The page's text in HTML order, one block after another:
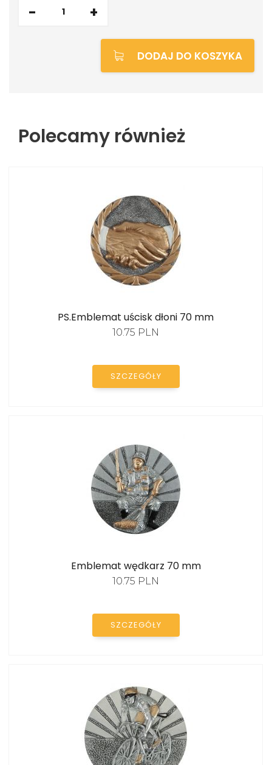
- +
DODAJ DO KOSZYKA
Polecamy również
PS.Emblemat uścisk dłoni 70 mm
10.75 PLN
SZCZEGÓŁY
Emblemat wędkarz 70 mm
10.75 PLN
SZCZEGÓŁY